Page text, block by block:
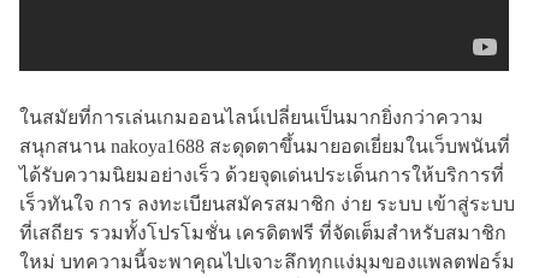
ในสมัยที่การเล่นเกมออนไลน์เปลี่ยนเป็นมากยิ่งกว่าความ
สนุกสนาน nakoya1688 สะดุดตาขึ้นมายอดเยี่ยมในเว็บพนันที่
ได้รับความนิยมอย่างเร็ว ด้วยจุดเด่นประเด็นการให้บริการที่
เร็วทันใจ การ ลงทะเบียนสมัครสมาชิก ง่าย ระบบ เข้าสู่ระบบ
ที่เสถียร รวมทั้งโปรโมชั่น เครดิตฟรี ที่จัดเต็มสำหรับสมาชิก
ใหม่ บทความนี้จะพาคุณไปเจาะลึกทุกแง่มุมของแพลตฟอร์ม